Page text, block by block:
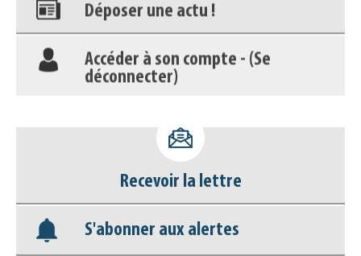
Déposer une actu !
Accéder à son compte - (Se
déconnecter)
Nos veilles Scoop.it
Appels à projets
Recevoir la lettre
S'abonner aux alertes